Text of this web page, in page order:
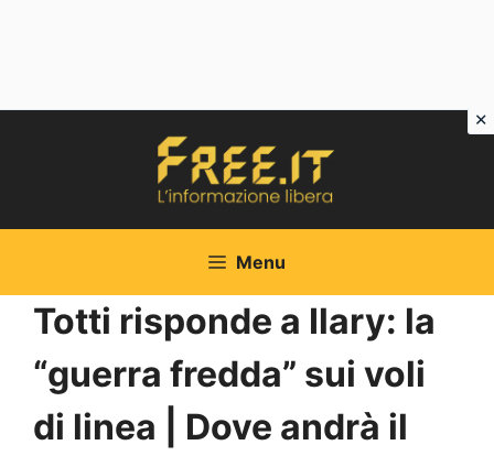
Menu
Totti risponde a Ilary: la
“guerra fredda” sui voli
di linea | Dove andrà il